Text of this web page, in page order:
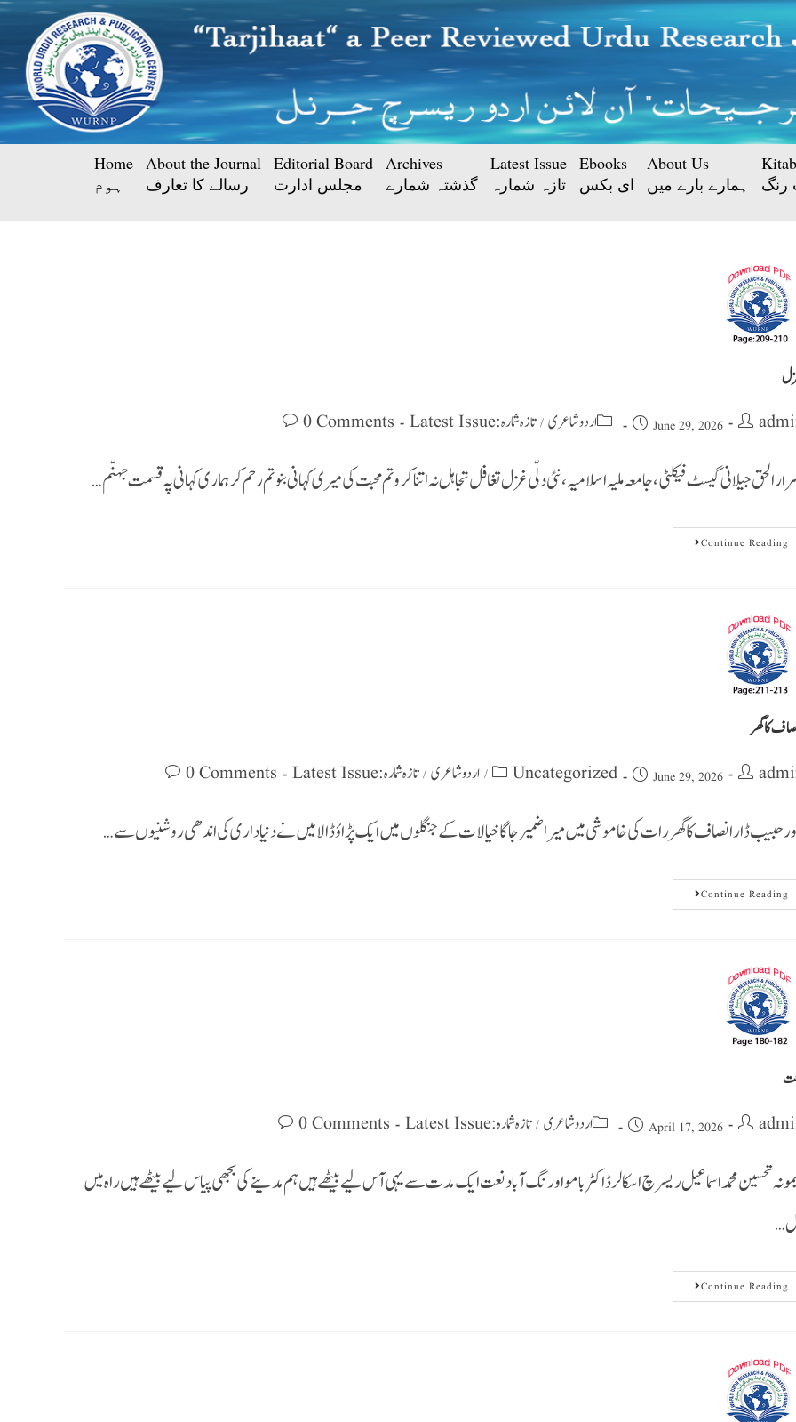
Home
ہوم
About the Journal
رسالے کا تعارف
Editorial Board
مجلس ادارت
Archives
گذشتہ شمارے
Latest Issue
تازہ شمارہ
Ebooks
ای بکس
About Us
ہمارے بارے میں
رنگ
June 29, 2026 اردو شاعری / تازہ شمارہ : Latest Issue 0 Comments
جیلانی گیسٹ فیکلٹی، جامعہ ملیہ اسلامیہ، نئی دلّی غزل تغافل تجاہل نہ اتنا کرو تم محبت کی میری کہانی بنو تم رحم کر ہماری کہانی پہ قسمت جہنّم…
Continue Reading
کا گھر
June 29, 2026
Uncategorized
/ اردو شاعری / تازہ شمارہ : Latest Issue 0 Comments
حبیب ڈار انصاف کا گھر رات کی خاموشی میں میرا ضمیر جاگا خیالات کے جنگلوں میں ایک پڑاؤ ڈالا میں نے دنیا داری کی اندھی روشنیوں سے…
Continue Reading
April 17, 2026 اردو شاعری / تازہ شمارہ : Latest Issue 0 Comments
تحسین محمد اسماعیل ریسرچ اسکالر ڈاکٹر بامو اورنگ آباد نعت ایک مدت سے یہی آس لیے بیٹھے ہیں ہم مدینے کی بجھی پیاس لیے بیٹھے ہیں راہ میں
Continue Reading